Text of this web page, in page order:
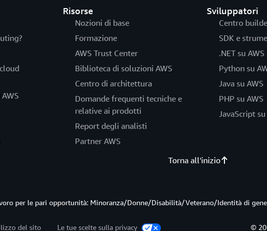
Risorse
Nozioni di base
Formazione
AWS Trust Center
Biblioteca di soluzioni AWS
Centro di architettura
Domande frequenti tecniche e
relative ai prodotti
Report degli analisti
Partner AWS
Sviluppatori
Centro
SDK e
.NET su AWS
Python su
Java su AWS
PHP su AWS
JavaScript su
Torna all'inizio
per le pari opportunità: Minoranza/Donne/Disabilità/Veterano/Identità di
del sito Le tue scelte sulla privacy ©